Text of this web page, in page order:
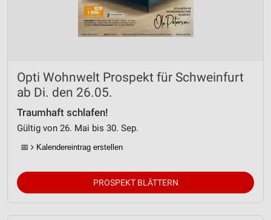
Opti Wohnwelt Prospekt für Schweinfurt
ab Di. den 26.05.
Traumhaft schlafen!
Gültig von 26. Mai bis 30. Sep.
📅 Kalendereintrag erstellen
PROSPEKT BLÄTTERN